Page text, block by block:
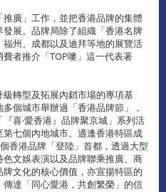
廣」工作，並把香港品牌的集體
展。品牌局除了組織「香港名牌
州、成都以及迪拜等地的展覽活
者推介「TOP嘜」這一代表著
轉型及拓展內銷市場的專項基
個城市舉辦過「香港品牌節」，
喜‧愛香港』品牌聚京城」系列活
七個內地城市。適逢香港特區成
香港品牌「登陸」首都，透過大型
文娛表演以及品牌聯乘推廣、商
文化的核心價值，亦宣揚特區的
達「同心愛港，共創繁榮」的信